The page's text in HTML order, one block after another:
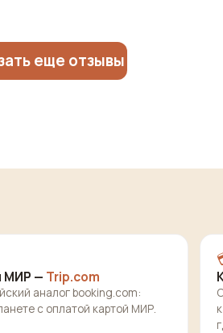
еще отзывы
МИР — Trip.com
аналог booking.com:
с оплатой картой МИР.